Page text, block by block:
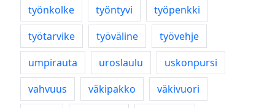
työnkolke
työntyvi
työpenkki
työtarvike
työväline
työvehje
umpirauta
uroslaulu
uskonpursi
vahvuus
väkipakko
väkivuori